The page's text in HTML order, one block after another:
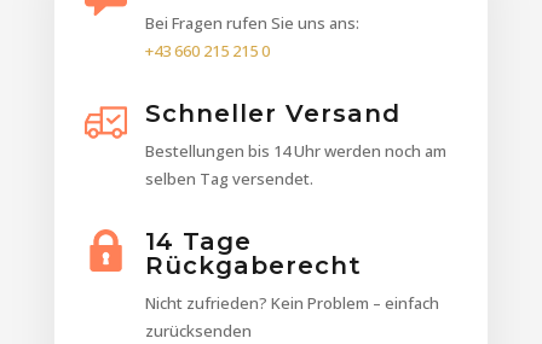
Bei Fragen rufen Sie uns ans:
+43 660 215 215 0
Schneller Versand
Bestellungen bis 14 Uhr werden noch am
selben Tag versendet.
14 Tage
Rückgaberecht
Nicht zufrieden? Kein Problem – einfach
zurücksenden